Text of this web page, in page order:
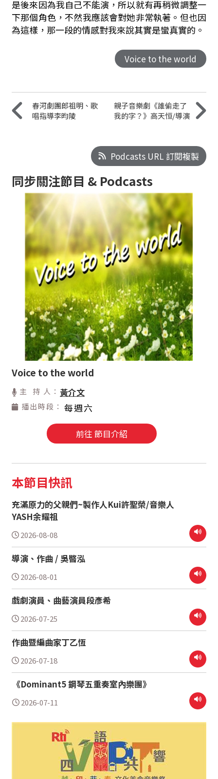
是後來因為我自己不能演，所以就有再稍微調整一
下那個角色，不然我應該會對她非常執著。但也因
為這樣，那一段的情感對我來說其實是蠻真實的。
Voice to the world
春河劇團郎祖明、歌
唱指導李昀陵
親子音樂劇《誰偷走了
我的字？》高天恒/導演
Podcasts URL 訂閱複製
同步關注節目 & Podcasts
Voice to the world
主 持 人： 黃介文
播出時段： 每週六
前往 節目介紹
本節目快訊
充滿原力的父親們~製作人Kui許聖榮/音樂人
YASH余耀祖
2026-08-08
導演、作曲 / 吳暋泓
2026-08-01
戲劇演員、曲藝演員段彥希
2026-07-25
作曲暨編曲家丁乙恆
2026-07-18
《Dominant5 鋼琴五重奏室內樂團》
2026-07-11